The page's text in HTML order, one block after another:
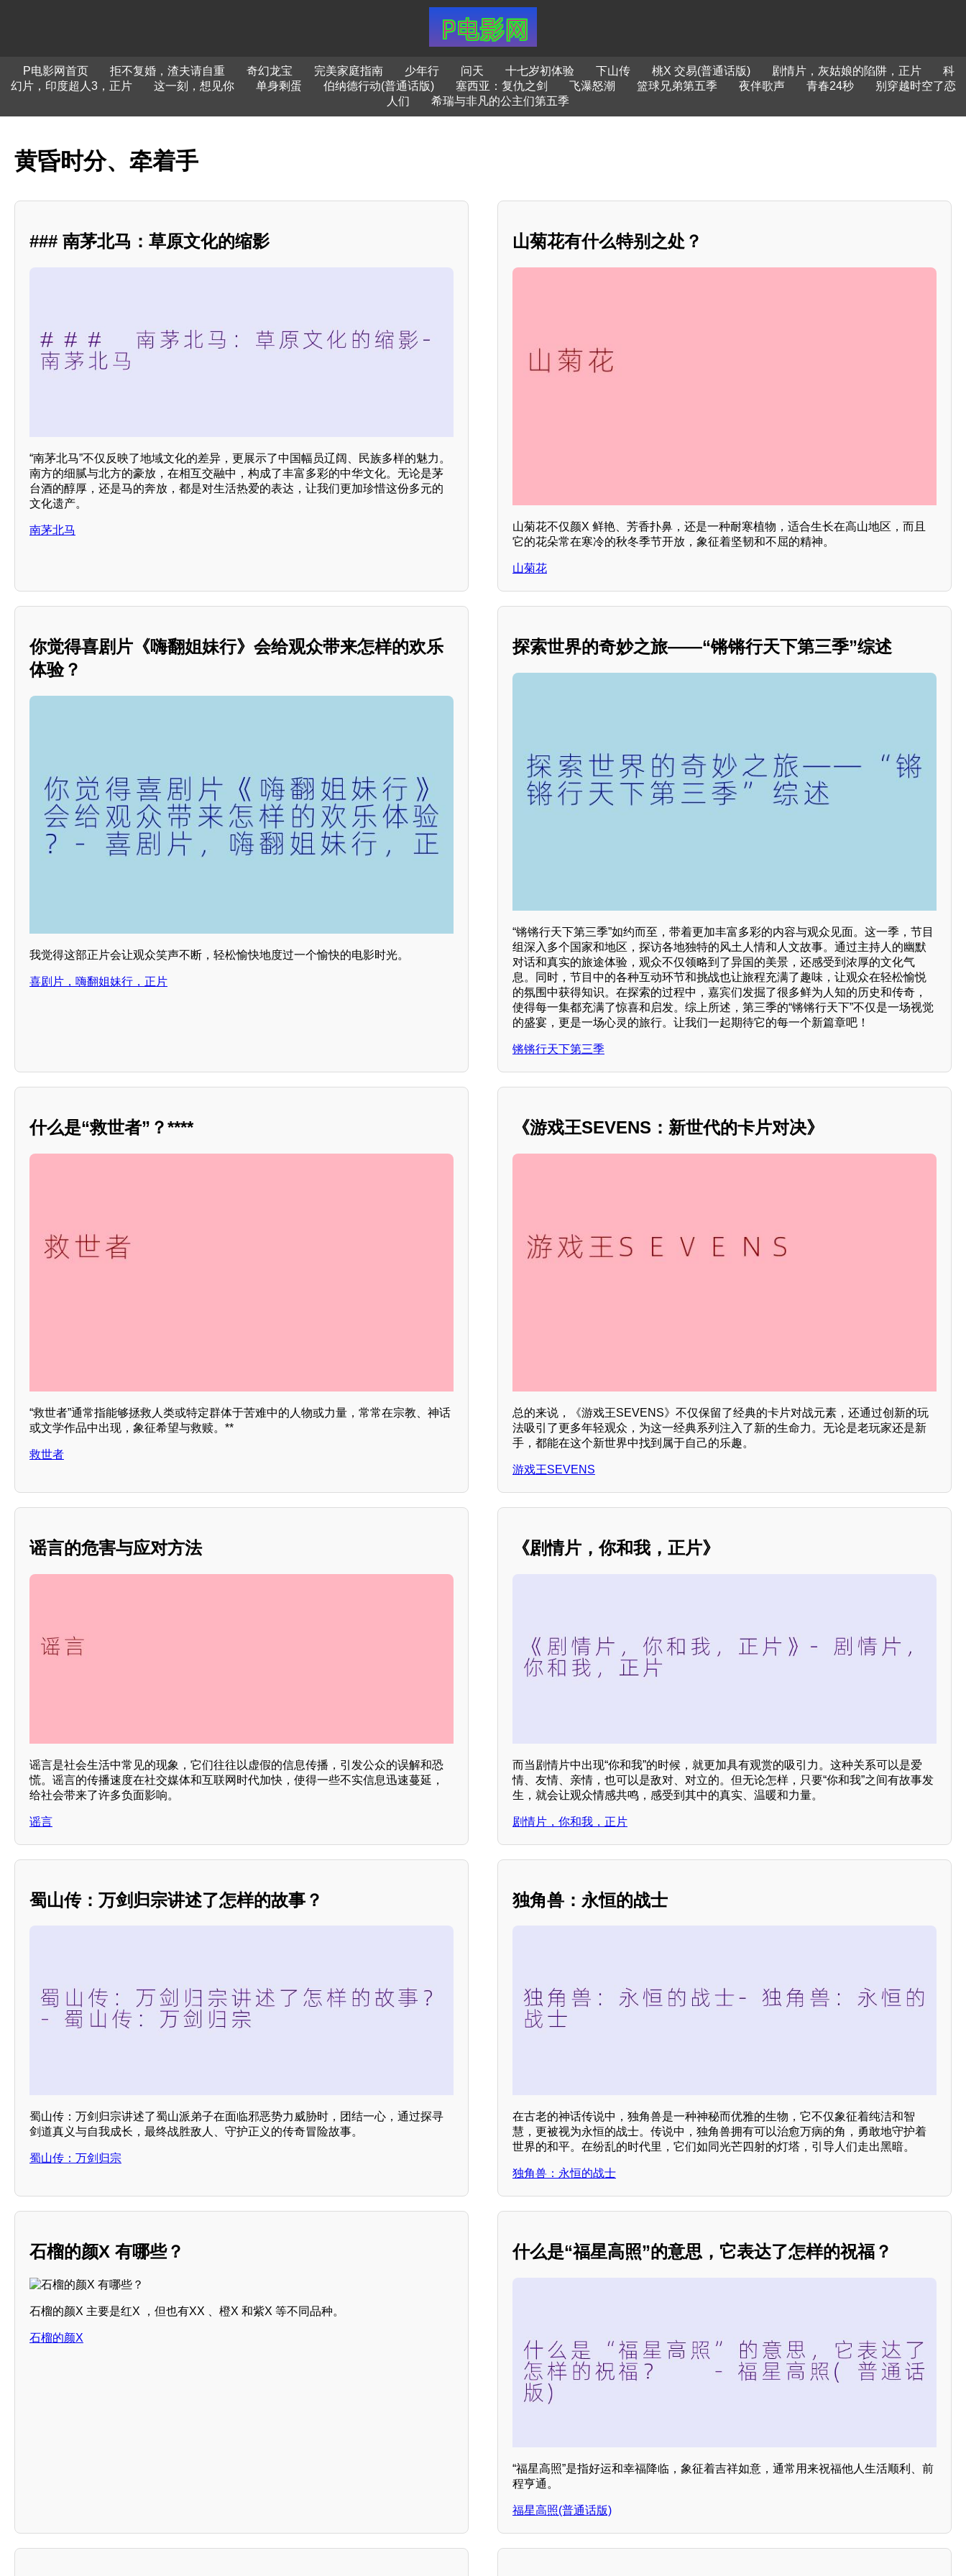
P电影网首页 拒不复婚，渣夫请自重 奇幻龙宝 完美家庭指南 少年行 问天 十七岁初体验 下山传 桃X 交易(普通话版) 剧情片，灰姑娘的陷阱，正片
科
幻片，印度超人3，正片
这一刻，想见你 单身剩蛋 伯纳德行动(普通话版) 塞西亚：复仇之剑 飞瀑怒潮 篮球兄弟第五季 夜伴歌声 青春24秒
别穿越时空了恋
人们
希瑞与非凡的公主们第五季
黄昏时分、牵着手
### 南茅北马：草原文化的缩影
“南茅北马”不仅反映了地域文化的差异，更展示了中国幅员辽阔、民族多样的魅力。
南方的细腻与北方的豪放，在相互交融中，构成了丰富多彩的中华文化。无论是茅
台酒的醇厚，还是马的奔放，都是对生活热爱的表达，让我们更加珍惜这份多元的
文化遗产。
南茅北马
山菊花有什么特别之处？
山菊花不仅颜X 鲜艳、芳香扑鼻，还是一种耐寒植物，适合生长在高山地区，而且
它的花朵常在寒冷的秋冬季节开放，象征着坚韧和不屈的精神。
山菊花
你觉得喜剧片《嗨翻姐妹行》会给观众带来怎样的欢乐
体验？
我觉得这部正片会让观众笑声不断，轻松愉快地度过一个愉快的电影时光。
喜剧片，嗨翻姐妹行，正片
探索世界的奇妙之旅——“锵锵行天下第三季”综述
“锵锵行天下第三季”如约而至，带着更加丰富多彩的内容与观众见面。这一季，节目
组深入多个国家和地区，探访各地独特的风土人情和人文故事。通过主持人的幽默
对话和真实的旅途体验，观众不仅领略到了异国的美景，还感受到浓厚的文化气
息。同时，节目中的各种互动环节和挑战也让旅程充满了趣味，让观众在轻松愉悦
的氛围中获得知识。在探索的过程中，嘉宾们发掘了很多鲜为人知的历史和传奇，
使得每一集都充满了惊喜和启发。综上所述，第三季的“锵锵行天下”不仅是一场视觉
的盛宴，更是一场心灵的旅行。让我们一起期待它的每一个新篇章吧！
锵锵行天下第三季
什么是“救世者”？****
“救世者”通常指能够拯救人类或特定群体于苦难中的人物或力量，常常在宗教、神话
或文学作品中出现，象征希望与救赎。**
救世者
《游戏王SEVENS：新世代的卡片对决》
总的来说，《游戏王SEVENS》不仅保留了经典的卡片对战元素，还通过创新的玩
法吸引了更多年轻观众，为这一经典系列注入了新的生命力。无论是老玩家还是新
手，都能在这个新世界中找到属于自己的乐趣。
游戏王SEVENS
谣言的危害与应对方法
谣言是社会生活中常见的现象，它们往往以虚假的信息传播，引发公众的误解和恐
慌。谣言的传播速度在社交媒体和互联网时代加快，使得一些不实信息迅速蔓延，
给社会带来了许多负面影响。
谣言
《剧情片，你和我，正片》
而当剧情片中出现“你和我”的时候，就更加具有观赏的吸引力。这种关系可以是爱
情、友情、亲情，也可以是敌对、对立的。但无论怎样，只要“你和我”之间有故事发
生，就会让观众情感共鸣，感受到其中的真实、温暖和力量。
剧情片，你和我，正片
蜀山传：万剑归宗讲述了怎样的故事？
蜀山传：万剑归宗讲述了蜀山派弟子在面临邪恶势力威胁时，团结一心，通过探寻
剑道真义与自我成长，最终战胜敌人、守护正义的传奇冒险故事。
蜀山传：万剑归宗
独角兽：永恒的战士
在古老的神话传说中，独角兽是一种神秘而优雅的生物，它不仅象征着纯洁和智
慧，更被视为永恒的战士。传说中，独角兽拥有可以治愈万病的角，勇敢地守护着
世界的和平。在纷乱的时代里，它们如同光芒四射的灯塔，引导人们走出黑暗。
独角兽：永恒的战士
石榴的颜X 有哪些？
石榴的颜X 主要是红X ，但也有XX 、橙X 和紫X 等不同品种。
石榴的颜X
什么是“福星高照”的意思，它表达了怎样的祝福？
“福星高照”是指好运和幸福降临，象征着吉祥如意，通常用来祝福他人生活顺利、前
程亨通。
福星高照(普通话版)